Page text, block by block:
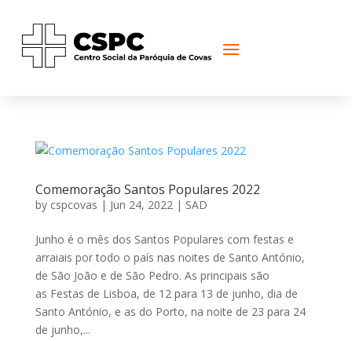
Comemoração Santos Populares 2022
by cspcovas | Jun 24, 2022| SAD
Junho é o mês dos Santos Populares com festas e
arraiais por todo o país nas noites de Santo António,
de São João e de São Pedro. As principais são
as Festas de Lisboa, de 12 para 13 de junho, dia de
Santo António, e as do Porto, na noite de 23 para 24
de junho,...